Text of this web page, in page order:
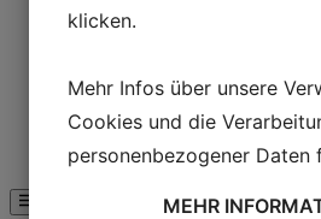
Café Hvidesøhus
Unternehmen
Business Club & Sponsoren
Unterstützen Sie Lejre
Geführte Tour
klicken.
Mehr Infos über unsere
Cookies und die
personenbezogener Daten
MEHR